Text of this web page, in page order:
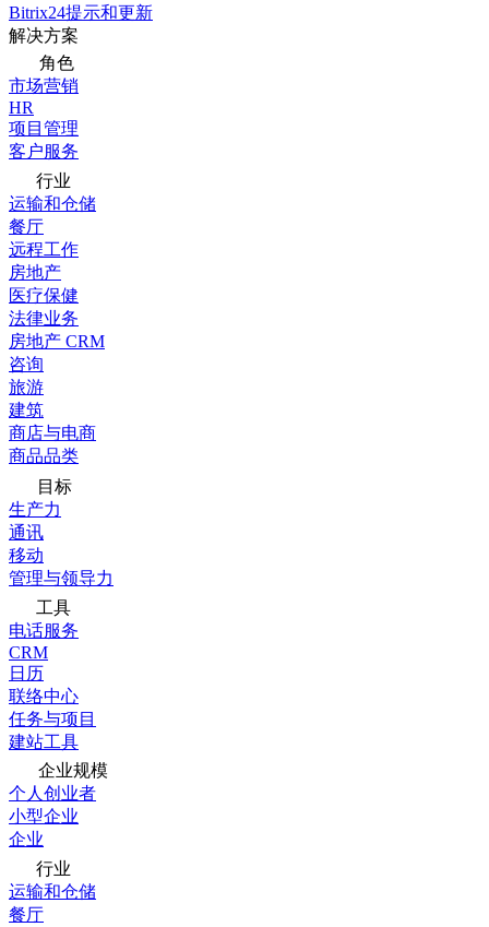
Bitrix24提示和更新
解决方案
角色
市场营销
HR
项目管理
客户服务
行业
运输和仓储
餐厅
远程工作
房地产
医疗保健
法律业务
房地产 CRM
咨询
旅游
建筑
商店与电商
商品品类
目标
生产力
通讯
移动
管理与领导力
工具
电话服务
CRM
日历
联络中心
任务与项目
建站工具
企业规模
个人创业者
小型企业
企业
行业
运输和仓储
餐厅